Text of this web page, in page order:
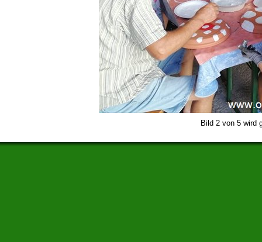
Bild 2 von 5 wird